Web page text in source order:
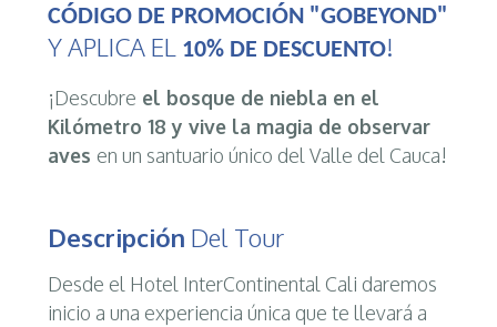
CÓDIGO DE PROMOCIÓN "GOBEYOND"
Y APLICA EL 10% DE DESCUENTO!
¡Descubre el bosque de niebla en el
Kilómetro 18 y vive la magia de observar
aves en un santuario único del Valle del Cauca!
Descripción Del Tour
Desde el Hotel InterContinental Cali daremos
inicio a una experiencia única que te llevará a